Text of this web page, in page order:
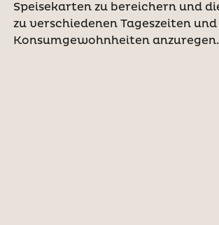
Speisekarten zu bereichern und
zu verschiedenen Tageszeiten und
Konsumgewohnheiten anzuregen.